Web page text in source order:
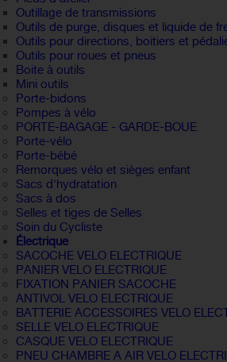
Outillage de transmissions
Outils de purge, disques et liquide de
Outils pour directions, boitiers et
Outils pour roues et pneus
Boite à outils
Mini outils
Porte-bidons
Pompes à vélo
PORTE-BAGAGE - GARDE-BOUE
Porte-vélo
Porte-bébé
Remorques vélo et sièges enfant
Sacs d'hydratation
Sacs à dos
Selles et tiges de Selles
Soin du Cycliste
Électrique
SACOCHE VELO ELECTRIQUE
PANIER VELO ELECTRIQUE
FIXATION PANIER SACOCHE
ANTIVOL VELO ELECTRIQUE
BATTERIE ACCESSOIRES VELO
SELLE VELO ELECTRIQUE
CASQUE VELO ELECTRIQUE
PNEU CHAMBRE A AIR VELO